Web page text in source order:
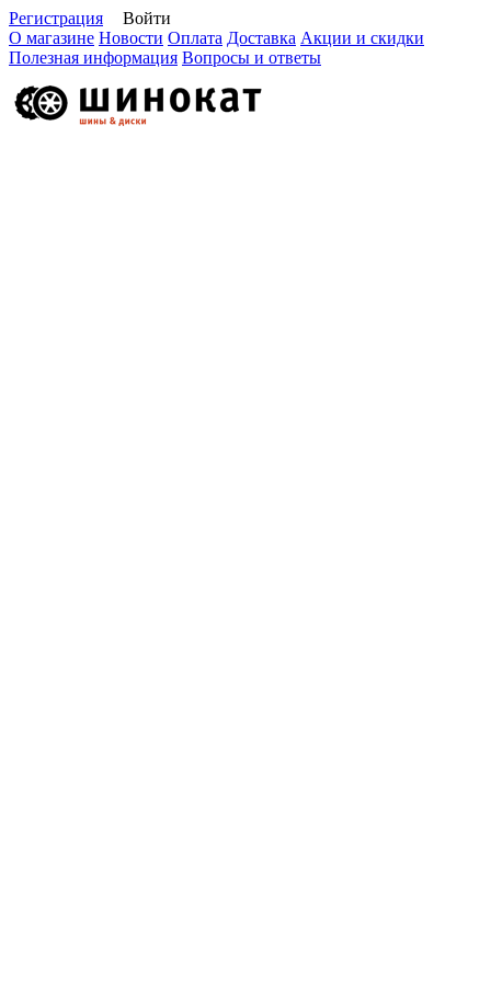
Регистрация
Войти
О магазине Новости Оплата Доставка Акции и скидки
Полезная информация Вопросы и ответы